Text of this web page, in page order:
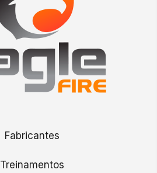
Fabricantes
Treinamentos